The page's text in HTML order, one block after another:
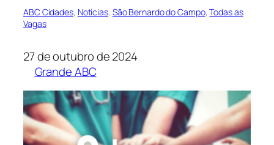
ABC Cidades, Notícias, São Bernardo do Campo, Todas as
Vagas
27 de outubro de 2024
Grande ABC